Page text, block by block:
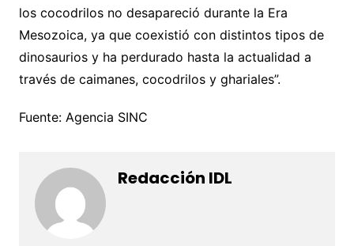
los cocodrilos no desapareció durante la Era
Mesozoica, ya que coexistió con distintos tipos de
dinosaurios y ha perdurado hasta la actualidad a
través de caimanes, cocodrilos y ghariales”.
Fuente: Agencia SINC
Redacción IDL